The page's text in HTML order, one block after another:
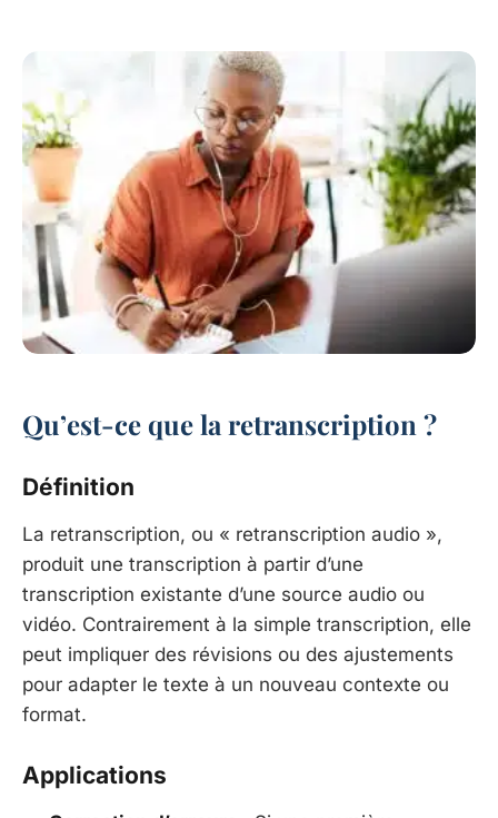
Qu’est-ce que la retranscription ?
Définition
La retranscription, ou « retranscription audio »,
produit une transcription à partir d’une
transcription existante d’une source audio ou
vidéo. Contrairement à la simple transcription, elle
peut impliquer des révisions ou des ajustements
pour adapter le texte à un nouveau contexte ou
format.
Applications